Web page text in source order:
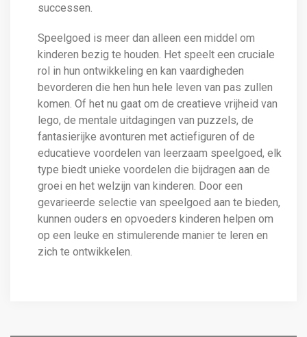
successen.
Speelgoed is meer dan alleen een middel om
kinderen bezig te houden. Het speelt een cruciale
rol in hun ontwikkeling en kan vaardigheden
bevorderen die hen hun hele leven van pas zullen
komen. Of het nu gaat om de creatieve vrijheid van
lego, de mentale uitdagingen van puzzels, de
fantasierijke avonturen met actiefiguren of de
educatieve voordelen van leerzaam speelgoed, elk
type biedt unieke voordelen die bijdragen aan de
groei en het welzijn van kinderen. Door een
gevarieerde selectie van speelgoed aan te bieden,
kunnen ouders en opvoeders kinderen helpen om
op een leuke en stimulerende manier te leren en
zich te ontwikkelen.